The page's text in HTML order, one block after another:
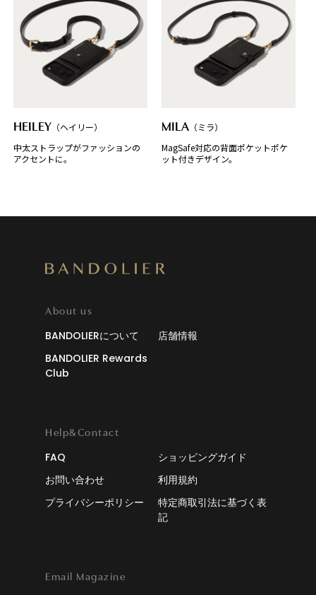
HEILEY（ヘイリー）
中太ストラップがファッションの
アクセントに。
MILA （ミラ）
MagSafe対応の背面ポケットポケ
ット付きデザイン。
About us
BANDOLIERについて
店舗情報
BANDOLIER Rewards
Club
Help&Contact
FAQ
ショッピングガイド
お問い合わせ
利用規約
プライバシーポリシー
特定商取引法に基づく表
記
Email Magazine